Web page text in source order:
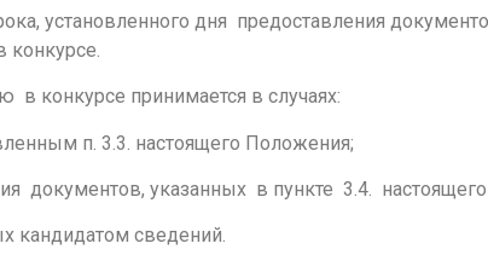
установленного дня предоставления
конкурсе.
в конкурсе принимается в случаях:
п. 3.3. настоящего Положения;
документов, указанных в пункте 3.4.
кандидатом сведений.